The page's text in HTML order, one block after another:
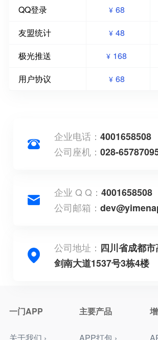
QQ登录
¥ 68
友盟统计
¥ 48
极光推送
¥ 168
用户协议
¥ 68
企业电话：4001658508
公司座机：028-
企业 Q Q：4001658508
公司邮箱：
公司地址： 四川省成都
剑南大道1537号3栋4楼
一门APP 主要产品